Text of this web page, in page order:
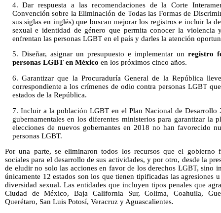
4. Dar respuesta a las recomendaciones de la Corte
Convención sobre la Eliminación de Todas las Formas de
sus siglas en inglés) que buscan mejorar los registros e incluir la
sexual e identidad de género que permita conocer la violencia
enfrentan las personas LGBT en el país y darles la atención
5. Diseñar, asignar un presupuesto e implementar un registro
personas LGBT en México en los próximos cinco años.
6. Garantizar que la Procuraduría General de la República
correspondiente a los crímenes de odio contra personas LGBT
estados de la República.
7. Incluir a la población LGBT en el Plan Nacional de Desarrollo
gubernamentales en los diferentes ministerios para garantizar la
elecciones de nuevos gobernantes en 2018 no han favorecido
personas LGBT.
Por una parte, se eliminaron todos los recursos que el gobierno
sociales para el desarrollo de sus actividades, y por otro, desde la
de eludir no solo las acciones en favor de los derechos LGBT, sino
únicamente 12 estados son los que tienen tipificadas las agresiones
diversidad sexual. Las entidades que incluyen tipos penales que
Ciudad de México, Baja California Sur, Colima, Coahuila,
Querétaro, San Luis Potosí, Veracruz y Aguascalientes.